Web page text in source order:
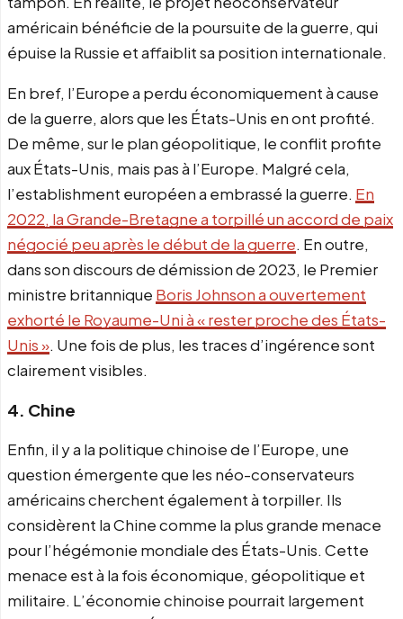
américain bénéficie de la poursuite de la guerre, qui
épuise la Russie et affaiblit sa position internationale.
En bref, l’Europe a perdu économiquement à cause
de la guerre, alors que les États-Unis en ont profité.
De même, sur le plan géopolitique, le conflit profite
aux États-Unis, mais pas à l’Europe. Malgré cela,
l’establishment européen a embrassé la guerre. En
2022, la Grande-Bretagne a torpillé un accord de paix
négocié peu après le début de la guerre. En outre,
dans son discours de démission de 2023, le Premier
ministre britannique Boris Johnson a ouvertement
exhorté le Royaume-Uni à « rester proche des États-
Unis ». Une fois de plus, les traces d’ingérence sont
clairement visibles.
4. Chine
Enfin, il y a la politique chinoise de l’Europe, une
question émergente que les néo-conservateurs
américains cherchent également à torpiller. Ils
considèrent la Chine comme la plus grande menace
pour l’hégémonie mondiale des États-Unis. Cette
menace est à la fois économique, géopolitique et
militaire. L’économie chinoise pourrait largement